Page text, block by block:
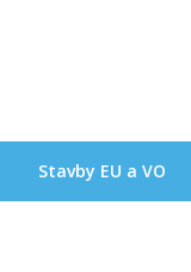
Stavby EU a VO